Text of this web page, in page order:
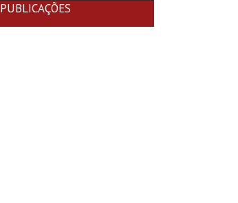
PUBLICAÇÕES